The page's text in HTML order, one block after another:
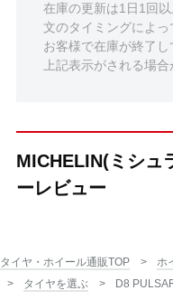
在庫の更新は1日1回
文のタイミングによ
お客様で在庫が終了
上記表示がされる場
MICHELIN(ミシュ
ーレビュー
タイヤ・ホイール通販TOP ホ
タイヤを選ぶ
D8